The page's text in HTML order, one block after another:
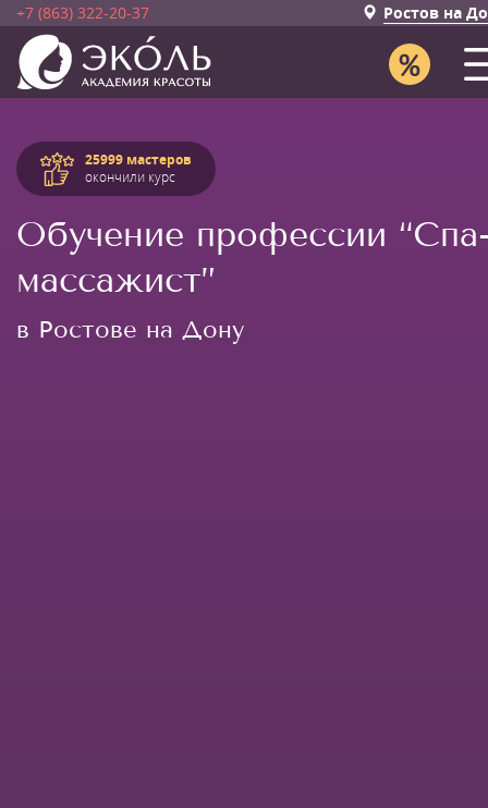
+7 (863) 322-20-37 Ростов на
25999 мастеров
окончили курс
Обучение профессии
массажист”
в Ростове на Дону